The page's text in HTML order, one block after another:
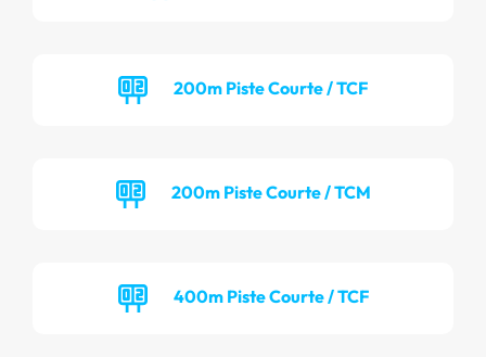
200m Piste Courte / TCF
200m Piste Courte / TCM
400m Piste Courte / TCF